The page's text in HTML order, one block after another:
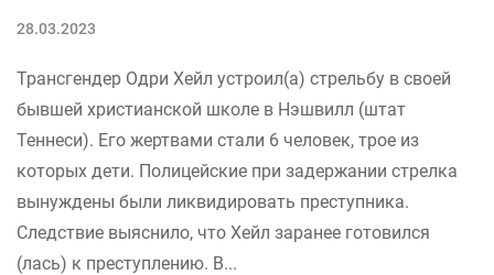
28.03.2023
Трансгендер Одри Хейл устроил(а) стрельбу в своей
бывшей христианской школе в Нэшвилл (штат
Теннеси). Его жертвами стали 6 человек, трое из
которых дети. Полицейские при задержании стрелка
вынуждены были ликвидировать преступника.
Следствие выяснило, что Хейл заранее готовился
(лась) к преступлению. В...